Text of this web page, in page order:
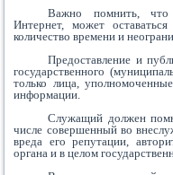
Важно помнить, что
Интернет, может
количество времени и
Предоставление и
государственного
только лица,
информации.
Служащий должен
числе совершенный во
вреда его репутации,
органа и в целом